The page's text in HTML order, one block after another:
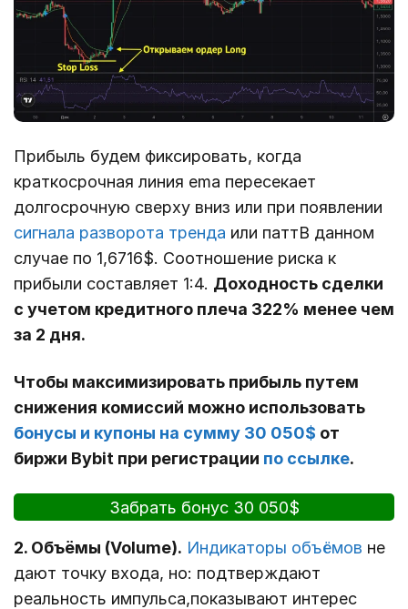
Прибыль будем фиксировать, когда
краткосрочная линия ema пересекает
долгосрочную сверху вниз или при появлении
сигнала разворота тренда или паттВ данном
случае по 1,6716$. Соотношение риска к
прибыли составляет 1:4. Доходность сделки
с учетом кредитного плеча 322% менее чем
за 2 дня.
Чтобы максимизировать прибыль путем
снижения комиссий можно использовать
бонусы и купоны на сумму 30 050$ от
биржи Bybit при регистрации по ссылке.
Забрать бонус 30 050$
2. Объёмы (Volume). Индикаторы объёмов не
дают точку входа, но: подтверждают
реальность импульса,показывают интерес